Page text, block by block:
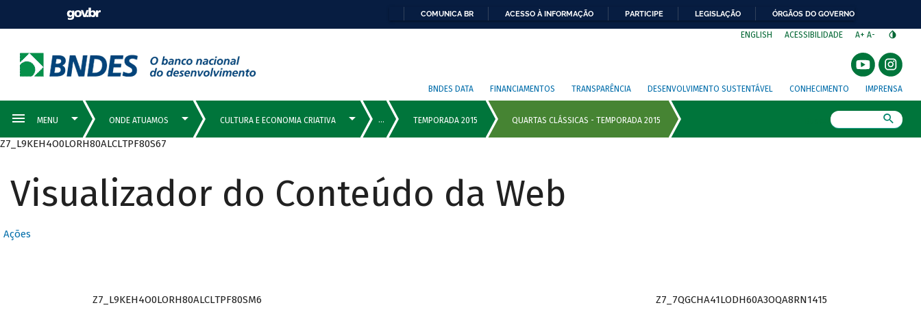
COMUNICA BR ACESSO À INFORMAÇÃO PARTICIPE LEGISLAÇÃO ÓRGÃOS DO GOVERNO
ENGLISH ACESSIBILIDADE A+ A-
BNDES DATA FINANCIAMENTOS TRANSPARÊNCIA DESENVOLVIMENTO SUSTENTÁVEL CONHECIMENTO IMPRENSA
Z7_L9KEH4O0LORH80ALCLTPF80S67
Visualizador do Conteúdo da Web
Ações
Z7_L9KEH4O0LORH80ALCLTPF80SM6 Z7_7QGCHA41LODH60A3OQA8RN1415